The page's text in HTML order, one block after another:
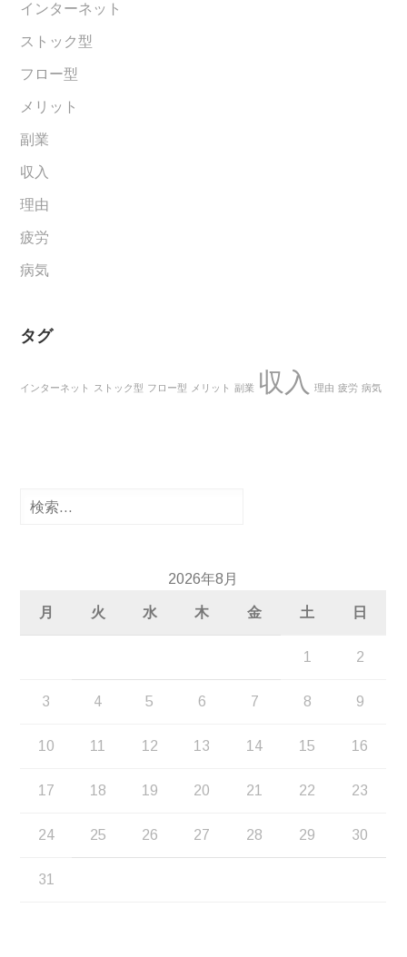
インターネット
ストック型
フロー型
メリット
副業
収入
理由
疲労
病気
タグ
インターネット ストック型 フロー型 メリット 副業 収入 理由 疲労 病気
検
2026年8月
月 火 水 木 金 土 日
1 2
3 4 5 6 7 8 9
10 11 12 13 14 15 16
17 18 19 20 21 22 23
24 25 26 27 28 29 30
31